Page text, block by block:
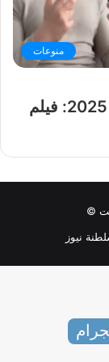
منوعات
مقطع الوحش التونسي مع الينا انجل 2025: فيلم
©
نيوز